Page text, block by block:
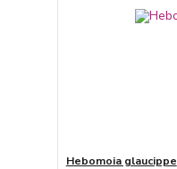
Hebomoia glaucippe